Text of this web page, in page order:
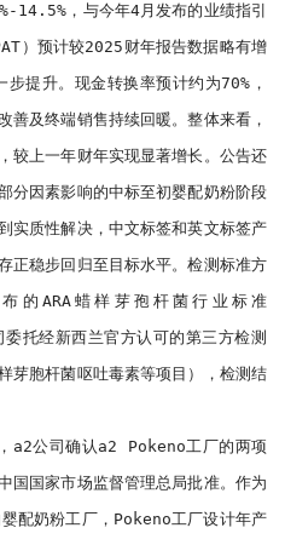
14.5%，与今年4月发布的业绩指引
）预计较2025财年报告数据略有增
步提升。现金转换率预计约为70%，
善及终端销售持续回暖。整体来看，
较上一年财年实现显著增长。公告还
分因素影响的中标至初婴配奶粉阶段
实质性解决，中文标签和英文标签产
正稳步回归至目标水平。检测标准方
的ARA蜡样芽孢杆菌行业标准
托经新西兰官方认可的第三方检测
芽胞杆菌呕吐毒素等项目），检测结
a2公司确认a2 Pokeno工厂的两项
国国家市场监督管理总局批准。作为
配奶粉工厂，Pokeno工厂设计年产